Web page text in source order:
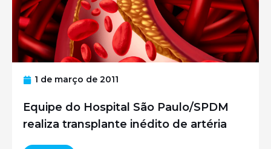
1 de março de 2011
Equipe do Hospital São Paulo/SPDM
realiza transplante inédito de artéria